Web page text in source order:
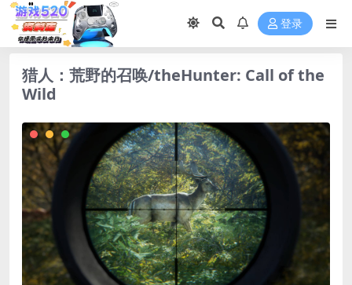
登录
猎人：荒野的召唤/theHunter: Call of the
Wild